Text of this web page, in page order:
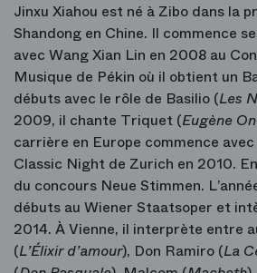
Jinxu Xiahou est né à Zibo dans la
Shandong en Chine. Il commence
avec Wang Xian Lin en 2008 au
Musique de Pékin où il obtient un
débuts avec le rôle de Basilio (Les
2009, il chante Triquet (Eugène
carrière en Europe commence
Classic Night de Zurich en 2010.
du concours Neue Stimmen.
débuts au Wiener Staatsoper et
2014. À Vienne, il interprète entre
(L’Élixir d’amour), Don Ramiro (La